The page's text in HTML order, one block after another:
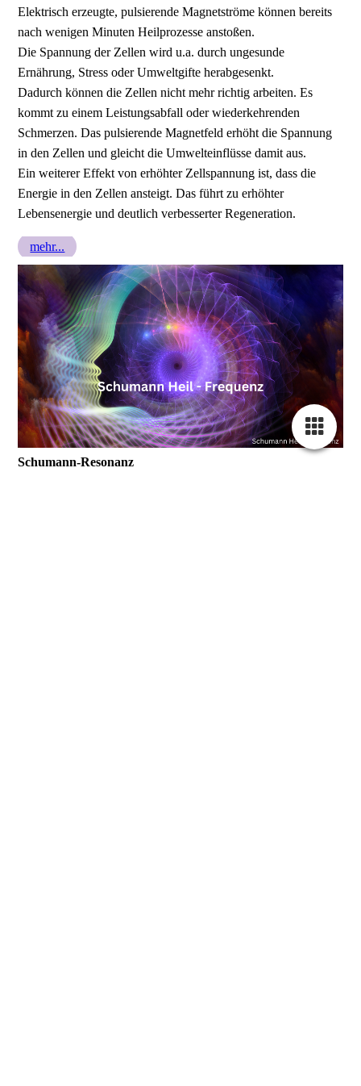
Elektrisch erzeugte, pulsierende Magnetströme können bereits
nach wenigen Minuten Heilprozesse anstoßen.
Die Spannung der Zellen wird u.a. durch ungesunde
Ernährung, Stress oder Umweltgifte herabgesenkt.
Dadurch können die Zellen nicht mehr richtig arbeiten. Es
kommt zu einem Leistungsabfall oder wiederkehrenden
Schmerzen. Das pulsierende Magnetfeld erhöht die Spannung
in den Zellen und gleicht die Umwelteinflüsse damit aus.
Ein weiterer Effekt von erhöhter Zellspannung ist, dass die
Energie in den Zellen ansteigt. Das führt zu erhöhter
Lebensenergie und deutlich verbesserter Regeneration.
mehr...
Schumann-Resonanz